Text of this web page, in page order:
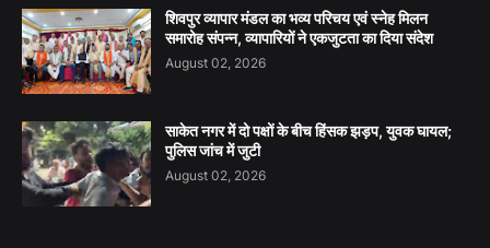
शिवपुर व्यापार मंडल का भव्य परिचय एवं स्नेह मिलन
समारोह संपन्न, व्यापारियों ने एकजुटता का दिया संदेश
August 02, 2026
साकेत नगर में दो पक्षों के बीच हिंसक झड़प, युवक घायल;
पुलिस जांच में जुटी
August 02, 2026